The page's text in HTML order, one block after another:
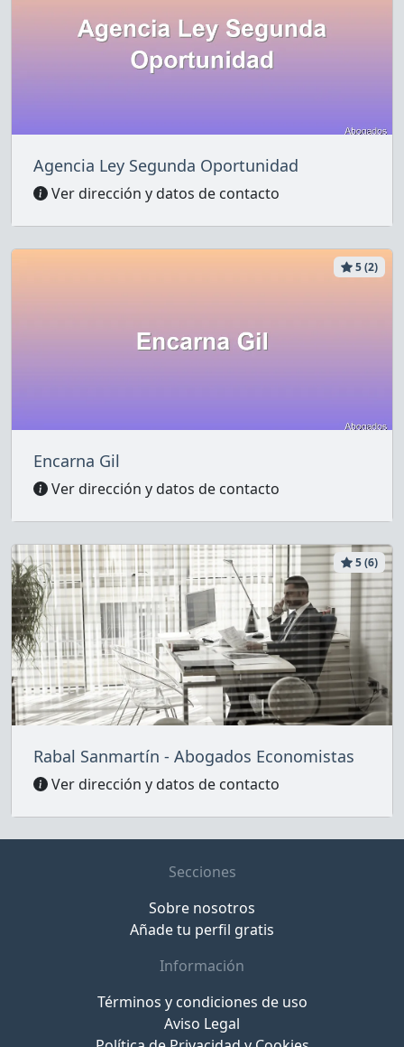
Agencia Ley Segunda Oportunidad
Ver dirección y datos de contacto
5 (2)
Encarna Gil
Ver dirección y datos de contacto
5 (6)
Rabal Sanmartín - Abogados Economistas
Ver dirección y datos de contacto
Secciones
Sobre nosotros
Añade tu perfil gratis
Información
Términos y condiciones de uso
Aviso Legal